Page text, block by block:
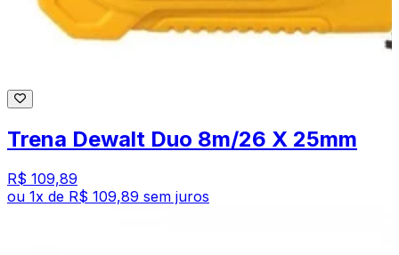
Trena Dewalt Duo 8m/26 X 25mm
R$ 109,89
ou 1x de R$ 109,89 sem juros